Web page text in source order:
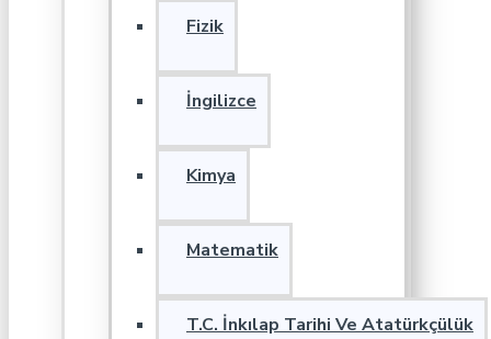
Fizik
İngilizce
Kimya
Matematik
T.C. İnkılap Tarihi Ve Atatürkçülük